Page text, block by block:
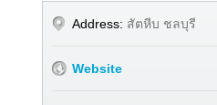
Address: สัตหีบ ชลบุรี
Website